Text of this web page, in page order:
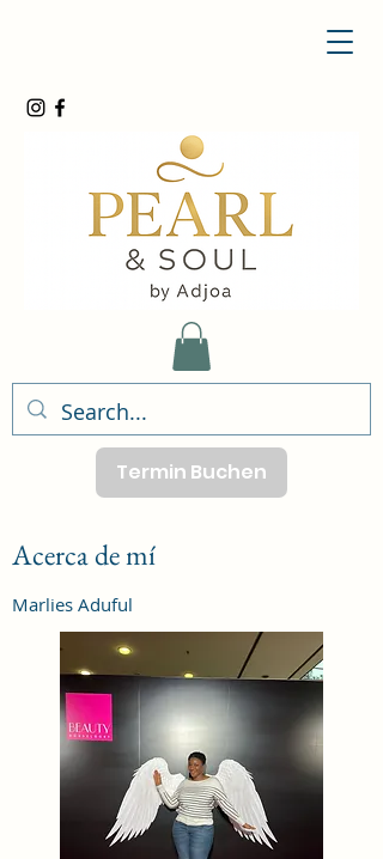
Termin Buchen
Acerca de mí
Marlies Aduful